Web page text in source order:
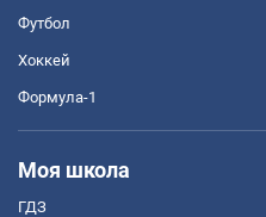
Футбол
Хоккей
Формула-1
Моя школа
ГДЗ